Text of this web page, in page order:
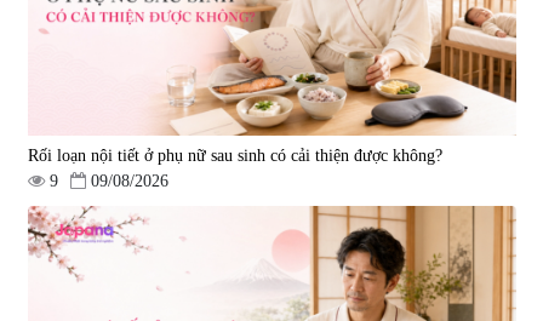
1.890.000 đ 1.450.000 đ
Viên uống hỗ trợ tăng cường
sinh lý nam Fujina Monster Shot
Viên uống chống lão hóa, tăng
sức khỏe Yangmiwa NMN 60
viên
|42.588
Rối loạn nội tiết ở phụ nữ sau sinh có cải thiện được không?
9
09/08/2026